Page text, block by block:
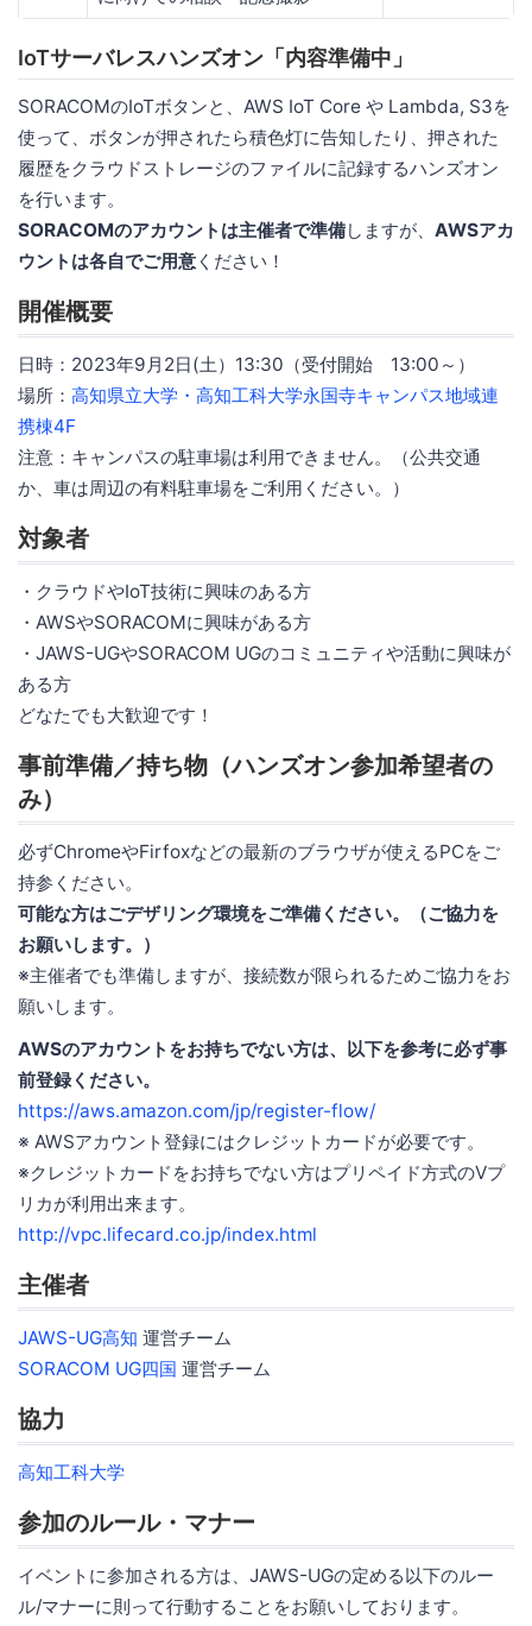
IoTサーバレスハンズオン「内容準備中」
SORACOMのIoTボタンと、AWS IoT Core や Lambda, S3を
使って、ボタンが押されたら積色灯に告知したり、押された
履歴をクラウドストレージのファイルに記録するハンズオン
を行います。
SORACOMのアカウントは主催者で準備しますが、 AWSアカ
ウントは各自でご用意 ください！
開催概要
日時：2023年9月2日(土）13:30（受付開始 13:00～）
場所： 高知県立大学・高知工科大学永国寺キャンパス地域連
携棟4F
注意：キャンパスの駐車場は利用できません。（公共交通
か、車は周辺の有料駐車場をご利用ください。）
対象者
・クラウドやIoT技術に興味のある方
・AWSやSORACOMに興味がある方
・JAWS-UGやSORACOM UGのコミュニティや活動に興味が
ある方
どなたでも大歓迎です！
事前準備／持ち物（ハンズオン参加希望者の
み）
必ずChromeやFirfoxなどの最新のブラウザが使えるPCをご
持参ください。
可能な方はごデザリング環境をご準備ください。（ご協力を
お願いします。）
※主催者でも準備しますが、接続数が限られるためご協力をお
願いします。
AWSのアカウントをお持ちでない方は、以下を参考に必ず事
前登録ください。
https://aws.amazon.com/jp/register-flow/
※ AWSアカウント登録にはクレジットカードが必要です。
※クレジットカードをお持ちでない方はプリペイド方式のVプ
リカが利用出来ます。
http://vpc.lifecard.co.jp/index.html
主催者
JAWS-UG高知 運営チーム
SORACOM UG四国 運営チーム
協力
高知工科大学
参加のルール・マナー
イベントに参加される方は、JAWS-UGの定める以下のルー
ル/マナーに則って行動することをお願いしております。